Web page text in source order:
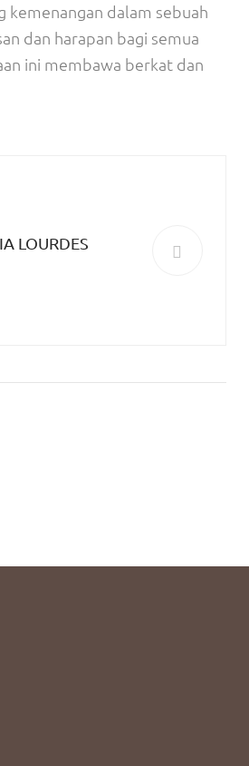
kemenangan dalam sebuah
dan harapan bagi semua
ini membawa berkat dan
LOURDES